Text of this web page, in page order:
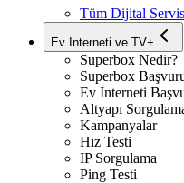
Tüm Dijital
Ev İnterneti ve TV+
Superbox Nedir?
Superbox
Ev İnterneti
Altyapı
Kampanyalar
Hız Testi
IP Sorgulama
Ping Testi